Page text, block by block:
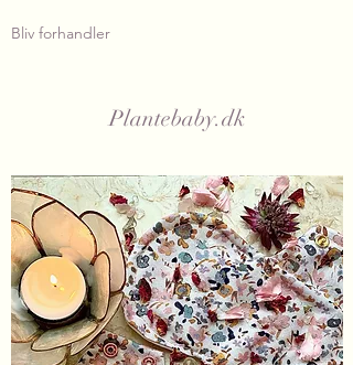
Bliv forhandler
Plantebaby.dk